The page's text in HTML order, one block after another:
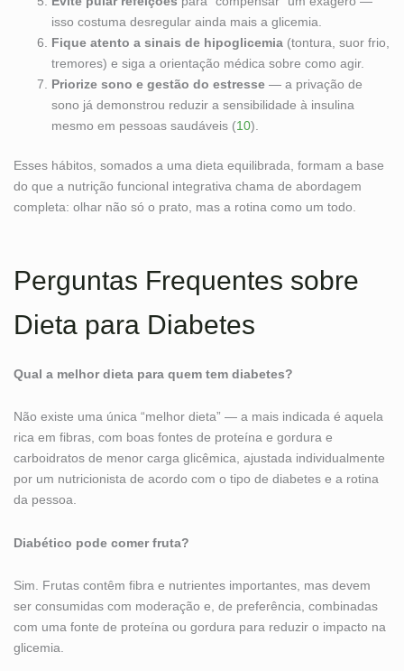
isso costuma desregular ainda mais a glicemia.
Fique atento a sinais de hipoglicemia (tontura, suor frio,
tremores) e siga a orientação médica sobre como agir.
Priorize sono e gestão do estresse — a privação de
sono já demonstrou reduzir a sensibilidade à insulina
mesmo em pessoas saudáveis (10).
Esses hábitos, somados a uma dieta equilibrada, formam a base
do que a nutrição funcional integrativa chama de abordagem
completa: olhar não só o prato, mas a rotina como um todo.
Perguntas Frequentes sobre
Dieta para Diabetes
Qual a melhor dieta para quem tem diabetes?
Não existe uma única “melhor dieta” — a mais indicada é aquela
rica em fibras, com boas fontes de proteína e gordura e
carboidratos de menor carga glicêmica, ajustada individualmente
por um nutricionista de acordo com o tipo de diabetes e a rotina
da pessoa.
Diabético pode comer fruta?
Sim. Frutas contêm fibra e nutrientes importantes, mas devem
ser consumidas com moderação e, de preferência, combinadas
com uma fonte de proteína ou gordura para reduzir o impacto na
glicemia.